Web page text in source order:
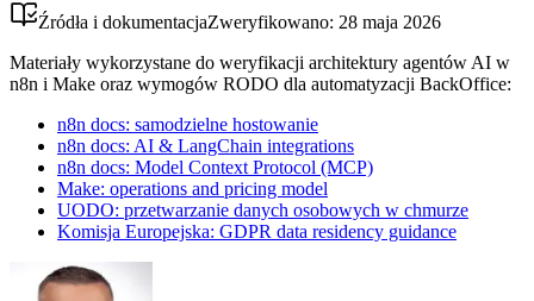
Źródła i dokumentacjaZweryfikowano: 28 maja 2026
Materiały wykorzystane do weryfikacji architektury agentów AI w
n8n i Make oraz wymogów RODO dla automatyzacji BackOffice:
n8n docs: samodzielne hostowanie
n8n docs: AI & LangChain integrations
n8n docs: Model Context Protocol (MCP)
Make: operations and pricing model
UODO: przetwarzanie danych osobowych w chmurze
Komisja Europejska: GDPR data residency guidance